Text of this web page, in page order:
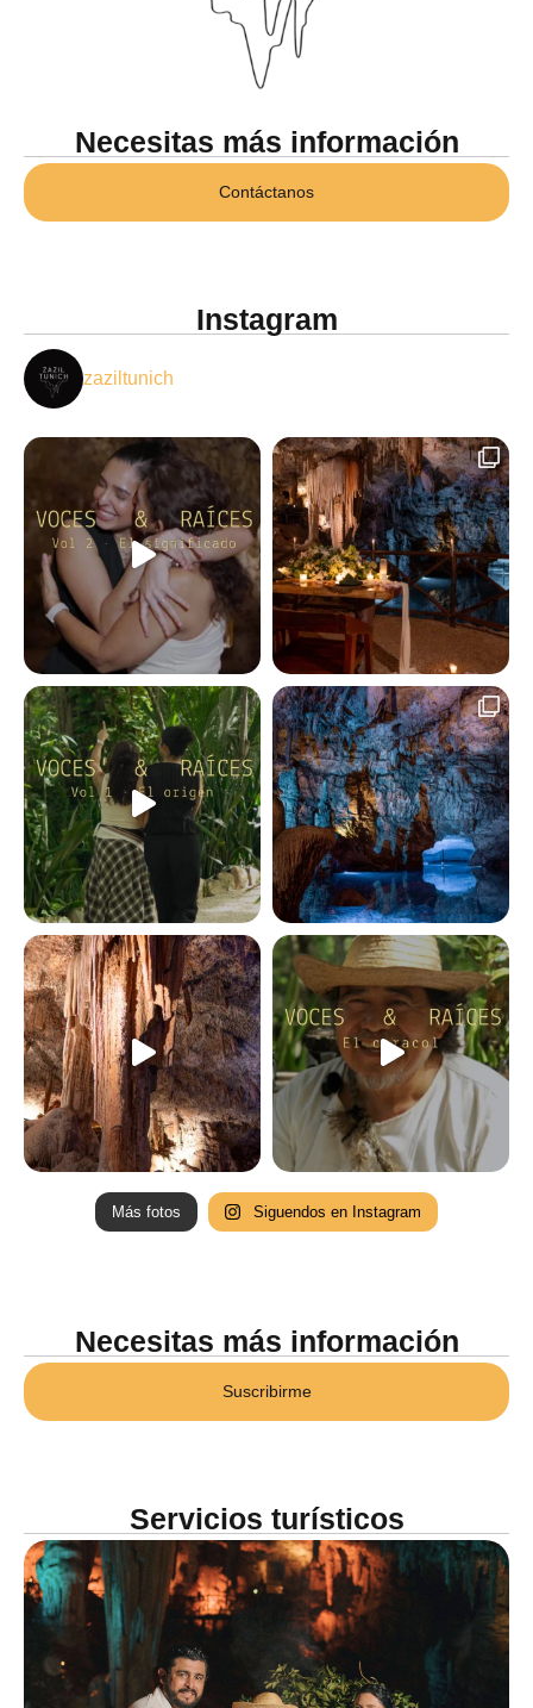
Necesitas más información
Contáctanos
Instagram
zaziltunich
Más fotos Siguendos en Instagram
Necesitas más información
Suscribirme
Servicios turísticos